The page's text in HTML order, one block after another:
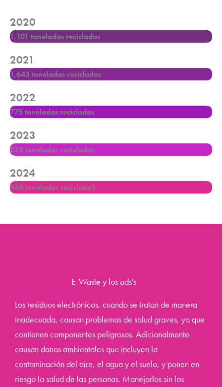
2020
1,101 toneladas recicladas
2021
1,643 toneladas recicladas
2022
775 toneladas recicladas
2023
832 toneladas recicladas
2024
948 toneladas recicladaS
E-Waste y los ods's
Los residuos electrónicos, cuando se tratan de manera
inadecuada, causan problemas de salud graves, ya que
contienen componentes peligrosos. Adicionalmente
causan danos ambientales que incluyen la
contaminación del aire, el agua y el suelo, y ponen en
riesgo la salud de las personas. Manejarlos sin los